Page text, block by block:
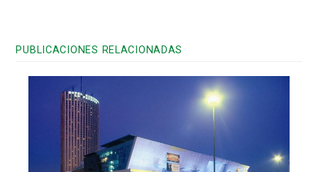
PUBLICACIONES RELACIONADAS